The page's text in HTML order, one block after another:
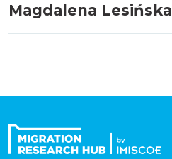
Magdalena Lesińska